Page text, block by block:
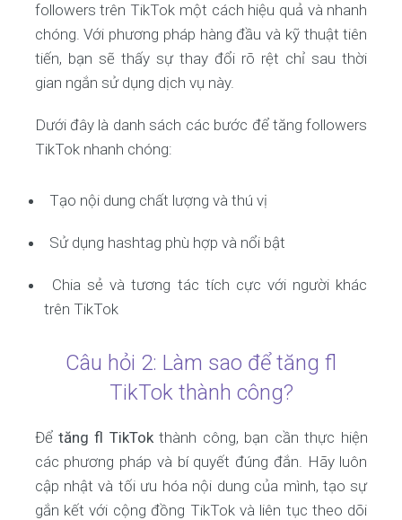
followers trên TikTok một cách hiệu quả và nhanh
chóng. Với phương pháp hàng đầu và kỹ thuật tiên
tiến, bạn sẽ thấy sự thay đổi rõ rệt chỉ sau thời
gian ngắn sử dụng dịch vụ này.
Dưới đây là danh sách các bước để tăng followers
TikTok nhanh chóng:
Tạo nội dung chất lượng và thú vị
Sử dụng hashtag phù hợp và nổi bật
Chia sẻ và tương tác tích cực với người khác
trên TikTok
Câu hỏi 2: Làm sao để tăng fl
TikTok thành công?
Để tăng fl TikTokthành công, bạn cần thực hiện
các phương pháp và bí quyết đúng đắn. Hãy luôn
cập nhật và tối ưu hóa nội dung của mình, tạo sự
gắn kết với cộng đồng TikTok và liên tục theo dõi